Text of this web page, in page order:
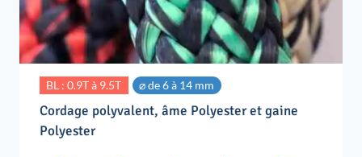
BL : 0.9T à 9.5T ⌀ de 6 à 14 mm
Cordage polyvalent, âme Polyester et gaine
Polyester